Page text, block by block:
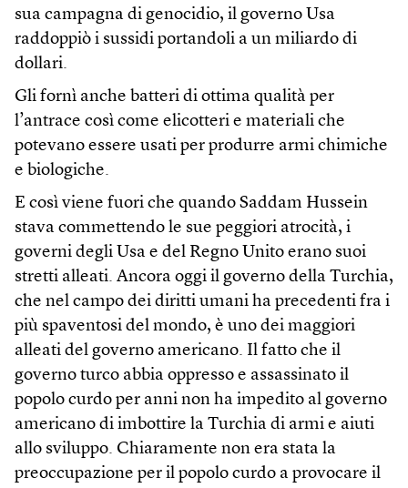
sua campagna di genocidio, il governo Usa
raddoppiò i sussidi portandoli a un miliardo di
dollari.
Gli fornì anche batteri di ottima qualità per
l’antrace così come elicotteri e materiali che
potevano essere usati per produrre armi chimiche
e biologiche.
E così viene fuori che quando Saddam Hussein
stava commettendo le sue peggiori atrocità, i
governi degli Usa e del Regno Unito erano suoi
stretti alleati. Ancora oggi il governo della Turchia,
che nel campo dei diritti umani ha precedenti fra i
più spaventosi del mondo, è uno dei maggiori
alleati del governo americano. Il fatto che il
governo turco abbia oppresso e assassinato il
popolo curdo per anni non ha impedito al governo
americano di imbottire la Turchia di armi e aiuti
allo sviluppo. Chiaramente non era stata la
preoccupazione per il popolo curdo a provocare il